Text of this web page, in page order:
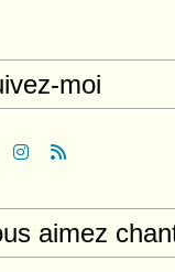
moi
aimez